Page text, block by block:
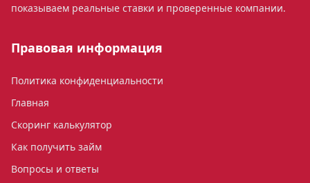
показываем реальные ставки и проверенные компании.
Правовая информация
Политика конфиденциальности
Главная
Скоринг калькулятор
Как получить займ
Вопросы и ответы